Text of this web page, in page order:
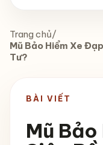
Trang chủ/
Mũ Bảo Hiểm Xe
Tư?
BÀI VIẾT
Mũ